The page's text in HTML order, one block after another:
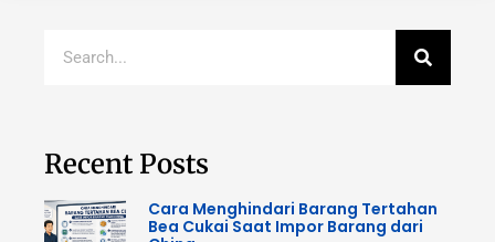
Recent Posts
Cara Menghindari Barang Tertahan
Bea Cukai Saat Impor Barang dari